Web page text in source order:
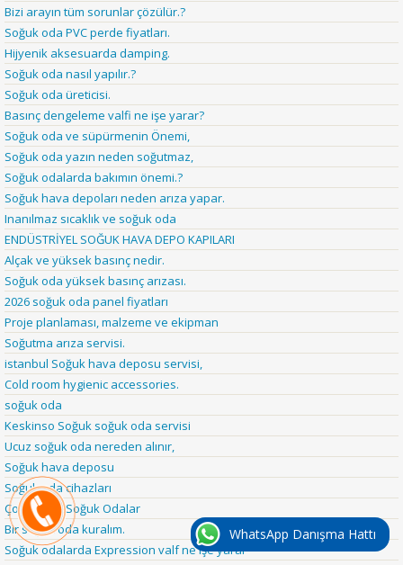
Bizi arayın tüm sorunlar çözülür.?
Soğuk oda PVC perde fiyatları.
Hijyenik aksesuarda damping.
Soğuk oda nasıl yapılır.?
Soğuk oda üreticisi.
Basınç dengeleme valfi ne işe yarar?
Soğuk oda ve süpürmenin Önemi,
Soğuk oda yazın neden soğutmaz,
Soğuk odalarda bakımın önemi.?
Soğuk hava depoları neden arıza yapar.
Inanılmaz sıcaklık ve soğuk oda
ENDÜSTRİYEL SOĞUK HAVA DEPO KAPILARI
Alçak ve yüksek basınç nedir.
Soğuk oda yüksek basınç arızası.
2026 soğuk oda panel fiyatları
Proje planlaması, malzeme ve ekipman
Soğutma arıza servisi.
istanbul Soğuk hava deposu servisi,
Cold room hygienic accessories.
soğuk oda
Keskinso Soğuk soğuk oda servisi
Ucuz soğuk oda nereden alınır,
Soğuk hava deposu
Soğuk oda cihazları
Çok Amaçlı Soğuk Odalar
Bir soğuk oda kuralım.
Soğuk odalarda Expression valf ne işe yarar
WhatsApp Danışma Hattı